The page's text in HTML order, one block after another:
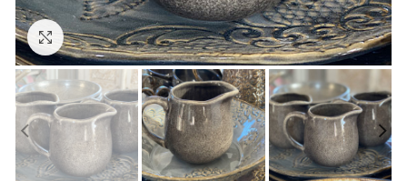
Click to enlarge